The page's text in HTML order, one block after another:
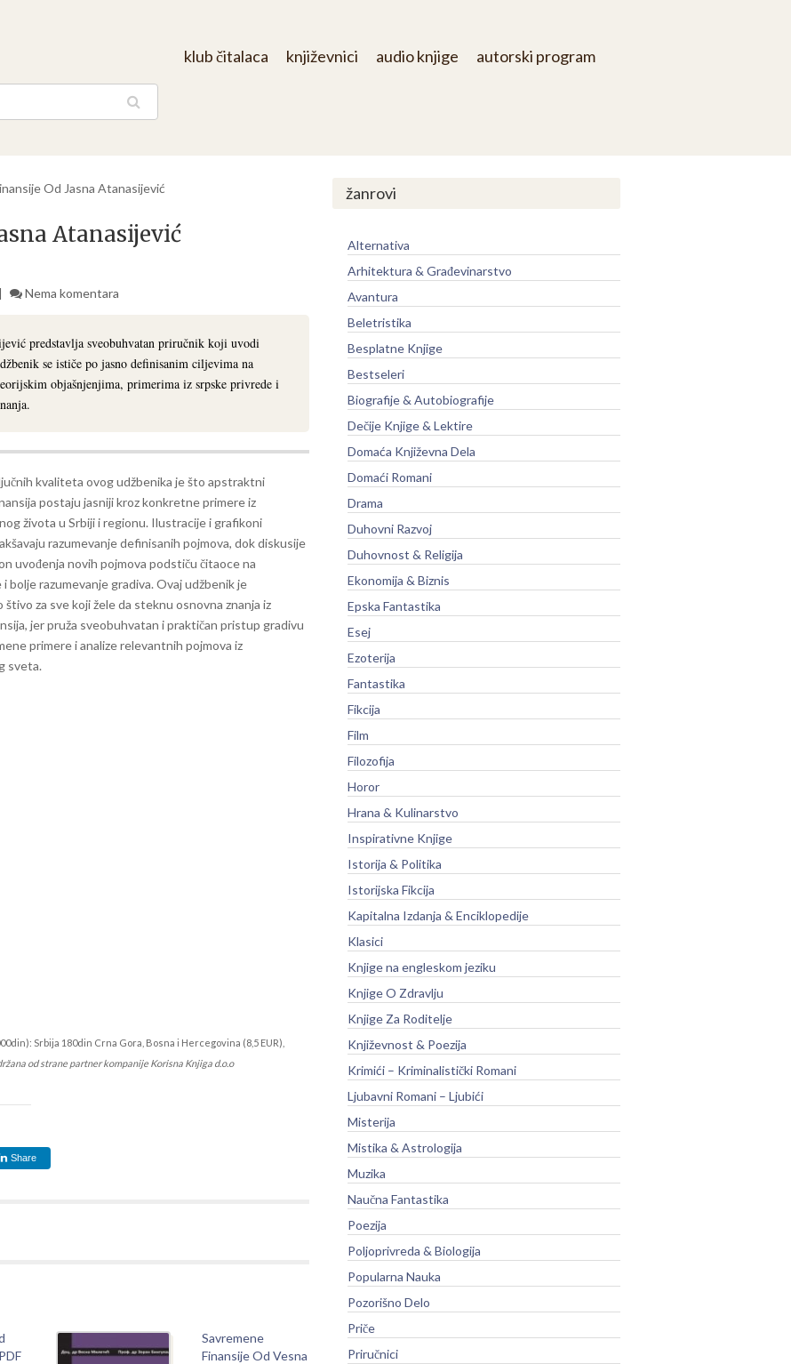
klub čitalaca književnici audio knjige autorski program
Od Jasna Atanasijević
Atanasijević
Nema komentara
predstavlja sveobuhvatan priručnik koji uvodi
se ističe po jasno definisanim ciljevima na
objašnjenjima, primerima iz srpske privrede i
kvaliteta ovog udžbenika je što apstraktni
postaju jasniji kroz konkretne primere iz
života u Srbiji i regionu. Ilustracije i grafikoni
razumevanje definisanih pojmova, dok diskusije
uvođenja novih pojmova podstiču čitaoce na
i bolje razumevanje gradiva. Ovaj udžbenik je
za sve koji žele da steknu osnovna znanja iz
jer pruža sveobuhvatan i praktičan pristup gradivu
primere i analize relevantnih pojmova iz
sveta.
Srbija 180din Crna Gora, Bosna i Hercegovina (8,5 EUR),
od strane partner kompanije Korisna Knjiga d.o.o
Share
Savremene
Finansije Od Vesna
žanrovi
Alternativa
Arhitektura & Građevinarstvo
Avantura
Beletristika
Besplatne Knjige
Bestseleri
Biografije & Autobiografije
Dečije Knjige & Lektire
Domaća Književna Dela
Domaći Romani
Drama
Duhovni Razvoj
Duhovnost & Religija
Ekonomija & Biznis
Epska Fantastika
Esej
Ezoterija
Fantastika
Fikcija
Film
Filozofija
Horor
Hrana & Kulinarstvo
Inspirativne Knjige
Istorija & Politika
Istorijska Fikcija
Kapitalna Izdanja & Enciklopedije
Klasici
Knjige na engleskom jeziku
Knjige O Zdravlju
Knjige Za Roditelje
Književnost & Poezija
Krimići – Kriminalistički Romani
Ljubavni Romani – Ljubići
Misterija
Mistika & Astrologija
Muzika
Naučna Fantastika
Poezija
Poljoprivreda & Biologija
Popularna Nauka
Pozorišno Delo
Priče
Priručnici